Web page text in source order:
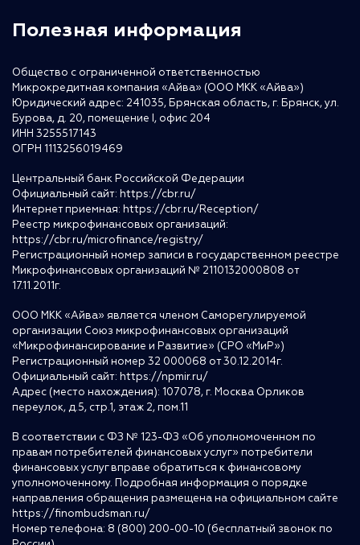
Полезная информация
Общество с ограниченной ответственностью
Микрокредитная компания «Айва» (ООО МКК «Айва»)
Юридический адрес: 241035, Брянская область, г. Брянск, ул.
Бурова, д. 20, помещение I, офис 204
ИНН 3255517143
ОГРН 1113256019469
Центральный банк Российской Федерации
Официальный сайт: https://cbr.ru/
Интернет приемная: https://cbr.ru/Reception/
Реестр микрофинансовых организаций:
https://cbr.ru/microfinance/registry/
Регистрационный номер записи в государственном реестре
Микрофинансовых организаций № 2110132000808 от
17.11.2011г.
ООО МКК «Айва» является членом Саморегулируемой
организации Союз микрофинансовых организаций
«Микрофинансирование и Развитие» (СРО «МиР»)
Регистрационный номер 32 000068 от 30.12.2014г.
Официальный сайт: https://npmir.ru/
Адрес (место нахождения): 107078, г. Москва Орликов
переулок, д.5, стр.1, этаж 2, пом.11
В соответствии с ФЗ № 123-ФЗ «Об уполномоченном по
правам потребителей финансовых услуг» потребители
финансовых услуг вправе обратиться к финансовому
уполномоченному. Подробная информация о порядке
направления обращения размещена на официальном сайте
https://finombudsman.ru/
Номер телефона: 8 (800) 200-00-10 (бесплатный звонок по